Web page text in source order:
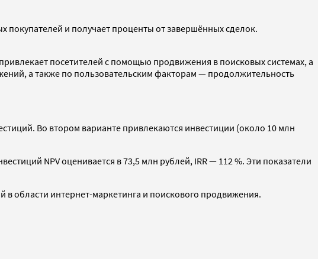
покупателей и получает проценты от завершённых сделок.
посетителей с помощью продвижения в поисковых системах, а
а также по пользовательским факторам — продолжительность
Во втором варианте привлекаются инвестиции (около 10 млн
NPV оценивается в 73,5 млн рублей, IRR — 112 %. Эти показатели
области интернет-маркетинга и поискового продвижения.